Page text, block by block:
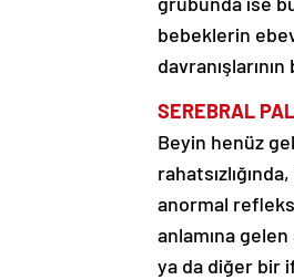
bebeklerin
SEREBRAL
Beyin henüz
anormal
anlamına
ya da diğer bir